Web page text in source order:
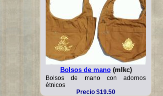
Bolsos de mano(mlkc)
Bolsos de mano con adornos
étnicos
Precio $19.50